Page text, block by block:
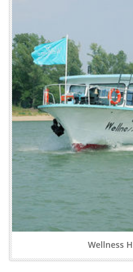
Wellness